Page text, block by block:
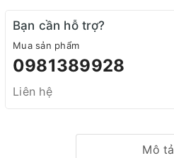
Bạn cần hỗ trợ?
Mua sản phẩm
0981389928
Liên hệ
Mô tả